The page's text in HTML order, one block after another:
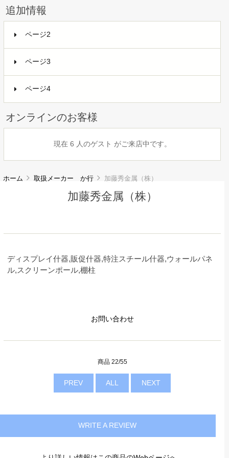
追加情報
ページ2
ページ3
ページ4
オンラインのお客様
現在 6 人のゲスト がご来店中です。
ホーム 取扱メーカー か行 加藤秀金属（株）
加藤秀金属（株）
ディスプレイ什器,販促什器,特注スチール什器,ウォールパネ
ル,スクリーンポール,棚柱
お問い合わせ
商品 22/55
PREV ALL NEXT
WRITE A REVIEW